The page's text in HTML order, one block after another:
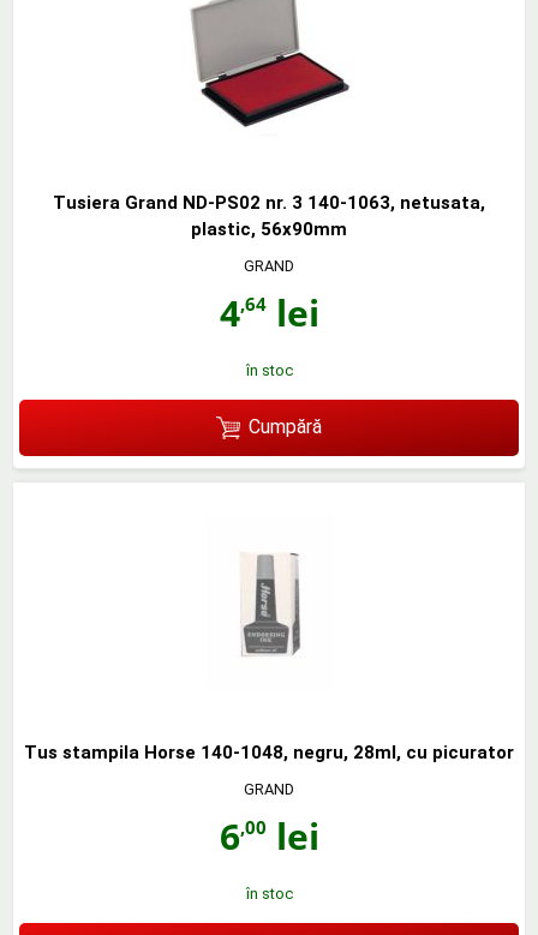
Tusiera Grand ND-PS02 nr. 3 140-1063, netusata,
plastic, 56x90mm
GRAND
4,64lei
în stoc
Cumpără
Tus stampila Horse 140-1048, negru, 28ml, cu picurator
GRAND
6,00 lei
în stoc